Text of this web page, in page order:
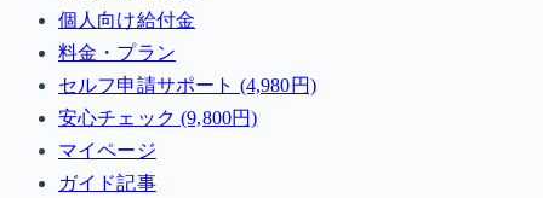
個人向け給付金
料金・プラン
セルフ申請サポート (4,980円)
安心チェック (9,800円)
マイページ
ガイド記事